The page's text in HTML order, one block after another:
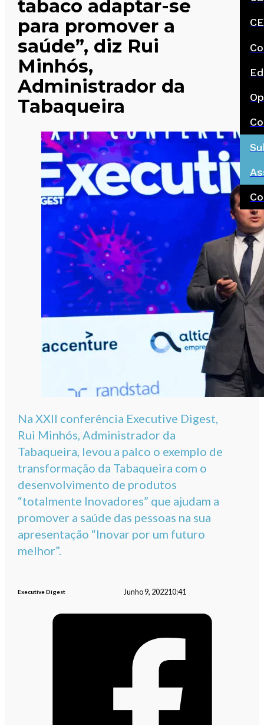
tabaco adaptar-se
para promover a
saúde”, diz Rui
Minhós,
Administrador da
Tabaqueira
Na XXII conferência Executive Digest,
Rui Minhós, Administrador da
Tabaqueira, levou a palco o exemplo de
transformação da Tabaqueira com o
desenvolvimento de produtos
“totalmente Inovadores” que ajudam a
promover a saúde das pessoas na sua
apresentação “Inovar por um futuro
melhor”.
Executive Digest Junho 9, 202210:41